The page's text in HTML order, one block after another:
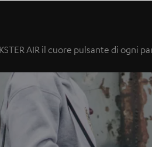
AIR il cuore pulsante di ogni